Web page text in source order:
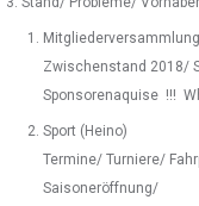
Zwischenstand 2018/
Sponsorenaquise !!!
Sport (Heino)
Termine/ Turniere/
Saisoneröffnung/